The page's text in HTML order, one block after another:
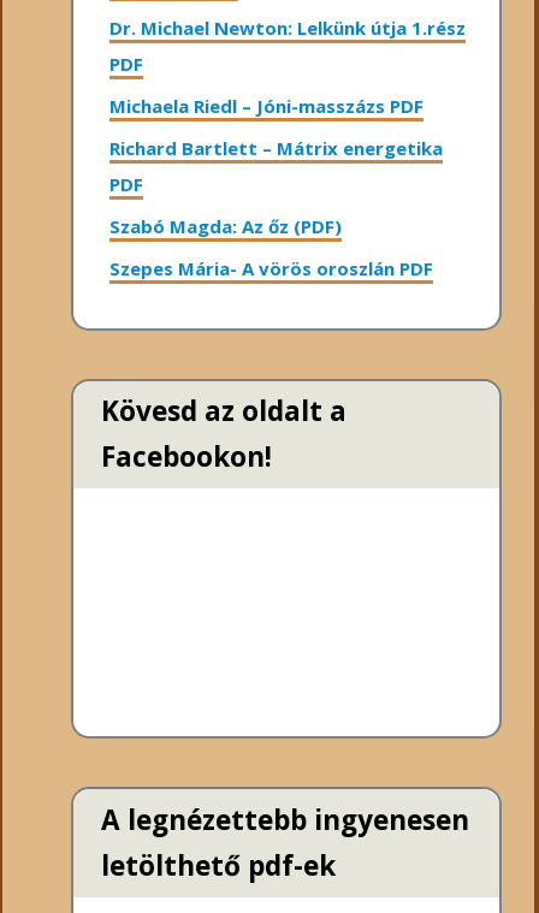
Dr. Michael Newton: Lelkünk útja 1.rész
PDF
Michaela Riedl – Jóni-masszázs PDF
Richard Bartlett – Mátrix energetika
PDF
Szabó Magda: Az őz (PDF)
Szepes Mária- A vörös oroszlán PDF
Kövesd az oldalt a
Facebookon!
A legnézettebb ingyenesen
letölthető pdf-ek